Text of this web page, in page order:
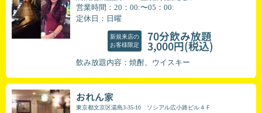
営業時間：20：00:〜05：00:
定休日：日曜
新規来店の
お客様限定
70分飲み放題
3,000円(税込)
飲み放題内容：焼酎、ウイスキー
おれん家
東京都文京区湯島3-35-10 ソシアル広小路ビル４Ｆ